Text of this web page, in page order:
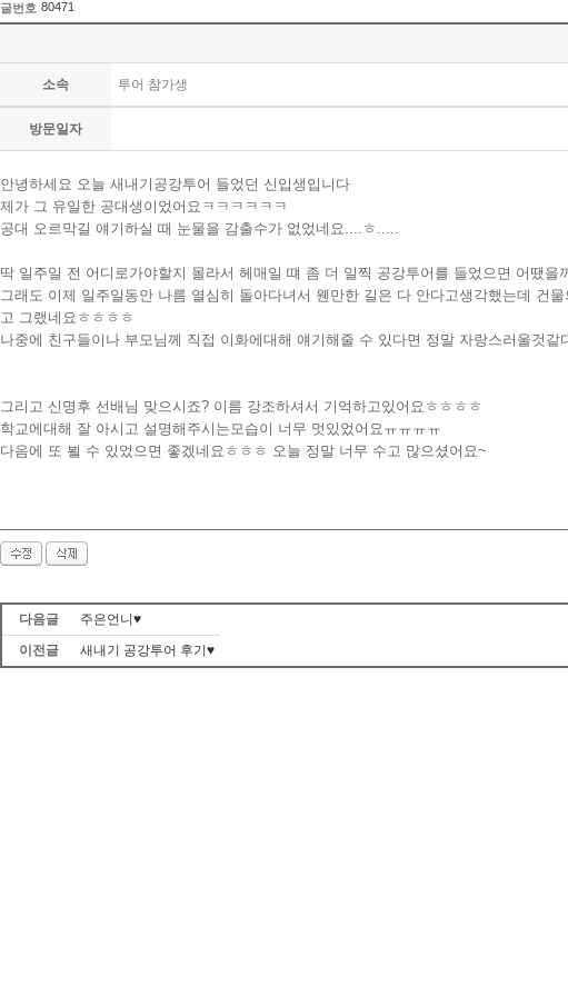
글번호 80471
소속 투어 참가생
방문일자
안녕하세요 오늘 새내기공강투어 들었던 신입생입니다
제가 그 유일한 공대생이었어요ㅋㅋㅋㅋㅋㅋ
공대 오르막길 얘기하실 때 눈물을 감출수가 없었네요....ㅎ.....
딱 일주일 전 어디로가야할지 몰라서 헤매일 떄 좀 더 일찍 공강투어를 들었으면 어땠을
그래도 이제 일주일동안 나름 열심히 돌아다녀서 웬만한 길은 다 안다고생각했는데 건
고 그랬네요ㅎㅎㅎㅎ
나중에 친구들이나 부모님께 직접 이화에대해 얘기해줄 수 있다면 정말 자랑스러울것
그리고 신명후 선배님 맞으시죠? 이름 강조하셔서 기억하고있어요ㅎㅎㅎㅎ
학교에대해 잘 아시고 설명해주시는모습이 너무 멋있었어요ㅠㅠㅠㅠ
다음에 또 뵐 수 있었으면 좋겠네요ㅎㅎㅎ 오늘 정말 너무 수고 많으셨어요~
다음글
주은언니♥
이전글
새내기 공강투어 후기♥